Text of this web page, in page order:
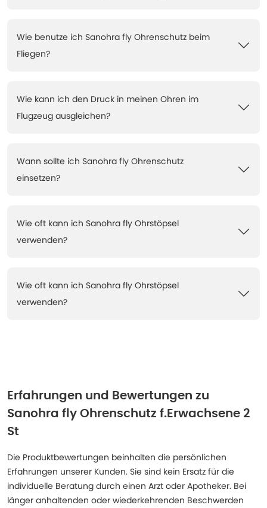
Wie benutze ich Sanohra fly Ohrenschutz beim
Fliegen?
Wie kann ich den Druck in meinen Ohren im
Flugzeug ausgleichen?
Wann sollte ich Sanohra fly Ohrenschutz
einsetzen?
Wie oft kann ich Sanohra fly Ohrstöpsel
verwenden?
Wie oft kann ich Sanohra fly Ohrstöpsel
verwenden?
Erfahrungen und Bewertungen zu
Sanohra fly Ohrenschutz f.Erwachsene 2
St
Die Produktbewertungen beinhalten die persönlichen
Erfahrungen unserer Kunden. Sie sind kein Ersatz für die
individuelle Beratung durch einen Arzt oder Apotheker. Bei
länger anhaltenden oder wiederkehrenden Beschwerden